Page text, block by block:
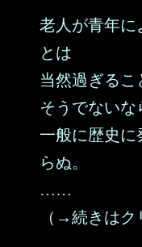
老人が青年に
とは
当然過ぎるこ
そうでないな
一般に歴史に
らぬ。
……
（→続きはク